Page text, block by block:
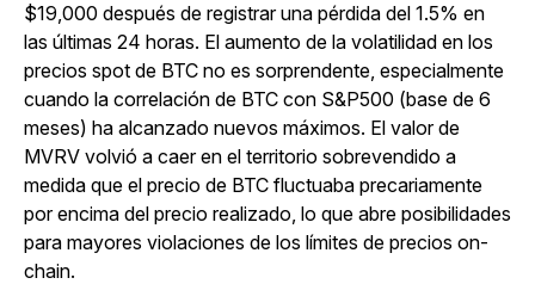
$19,000 después de registrar una pérdida del 1.5% en
las últimas 24 horas. El aumento de la volatilidad en los
precios spot de BTC no es sorprendente, especialmente
cuando la correlación de BTC con S&P500 (base de 6
meses) ha alcanzado nuevos máximos. El valor de
MVRV volvió a caer en el territorio sobrevendido a
medida que el precio de BTC fluctuaba precariamente
por encima del precio realizado, lo que abre posibilidades
para mayores violaciones de los límites de precios on-
chain.